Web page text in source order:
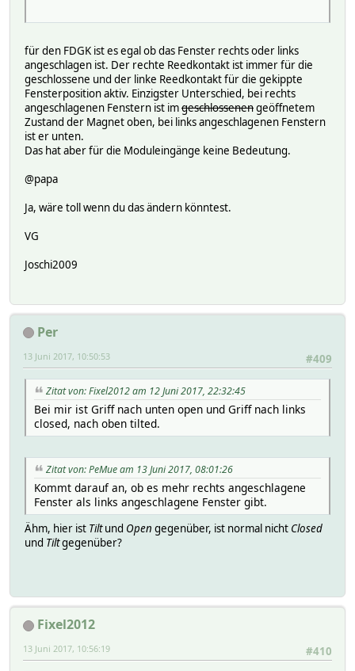
für den FDGK ist es egal ob das Fenster rechts oder links
angeschlagen ist. Der rechte Reedkontakt ist immer für die
geschlossene und der linke Reedkontakt für die gekippte
Fensterposition aktiv. Einzigster Unterschied, bei rechts
angeschlagenen Fenstern ist imgeschlossenengeöffnetem
Zustand der Magnet oben, bei links angeschlagenen Fenstern
ist er unten.
Das hat aber für die Moduleingänge keine Bedeutung.
@papa
Ja, wäre toll wenn du das ändern könntest.
VG
Joschi2009
Per
#409
13 Juni 2017, 10:50:53
Zitat von: Fixel2012 am 12 Juni 2017, 22:32:45
Bei mir ist Griff nach unten open und Griff nach links
closed, nach oben tilted.
Zitat von: PeMue am 13 Juni 2017, 08:01:26
Kommt darauf an, ob es mehr rechts angeschlagene
Fenster als links angeschlagene Fenster gibt.
Ähm, hier ist Tiltund Open gegenüber, ist normal nicht Closed
und Tiltgegenüber?
Fixel2012
#410
13 Juni 2017, 10:56:19